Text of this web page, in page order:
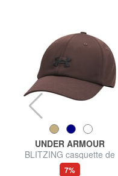
UNDER ARMOUR
BLITZING casquette de
baseball
7%